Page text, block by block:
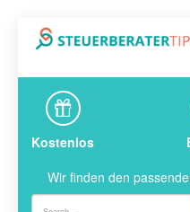
Kostenlos
Wir finden den